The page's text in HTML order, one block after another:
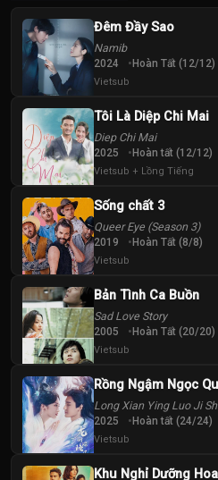
Đêm Đầy Sao
Namib
2024 Hoàn Tất (12/12)
Vietsub
Tôi Là Diệp Chi Mai
Diep Chi Mai
2025 Hoàn tất (12/12)
Vietsub + Lồng Tiếng
Sống chất 3
Queer Eye (Season 3)
2019 Hoàn Tất (8/8)
Vietsub
Bản Tình Ca Buồn
Sad Love Story
2005 Hoàn Tất (20/20)
Vietsub
Rồng Ngậm Ngọc
Long Xian Ying Luo Ji
2025 Hoàn tất (24/24)
Vietsub
Khu Nghỉ Dưỡng